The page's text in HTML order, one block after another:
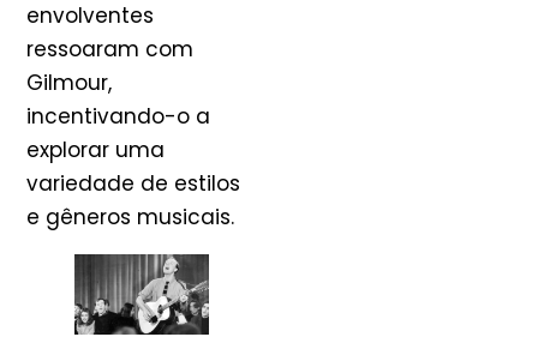
envolventes
ressoaram com
Gilmour,
incentivando-o a
explorar uma
variedade de estilos
e gêneros musicais.